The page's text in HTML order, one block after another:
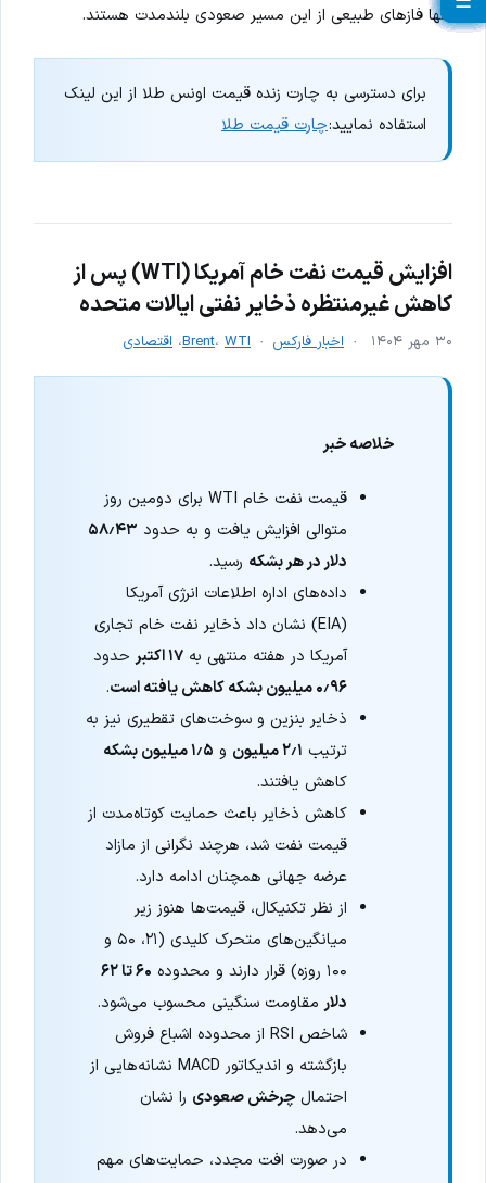
تنها فازهای طبیعی از این مسیر صعودی بلندمدت هستند.
برای دسترسی به چارت زنده قیمت اونس طلا از این لینک
استفاده نمایید:چارت قیمت طلا
افزایش قیمت نفت خام آمریکا (WTI) پس از
کاهش غیرمنتظره ذخایر نفتی ایالات متحده
۳۰ مهر ۱۴۰۴ اخبار فارکس Brent، WTI ، اقتصادی
خلاصه خبر
قیمت نفت خام WTI برای دومین روز
متوالی افزایش یافت و به حدود ۵۸٫۴۳
دلار در هر بشکه رسید.
داده‌های اداره اطلاعات انرژی آمریکا
(EIA) نشان داد ذخایر نفت خام تجاری
آمریکا در هفته منتهی به۱۷ اکتبر
حدود
۰٫۹۶ میلیون بشکه کاهش یافته است
.
ذخایر بنزین و سوخت‌های تقطیری نیز به
ترتیب ۲٫۱ میلیون و ۱٫۵ میلیون بشکه
کاهش یافتند.
کاهش ذخایر باعث حمایت کوتاه‌مدت از
قیمت نفت شد، هرچند نگرانی از مازاد
عرضه جهانی همچنان ادامه دارد.
از نظر تکنیکال، قیمت‌ها هنوز زیر
میانگین‌های متحرک کلیدی (۲۱، ۵۰ و
۱۰۰ روزه) قرار دارند و محدوده
۶۰ تا ۶۲
دلار مقاومت سنگینی محسوب می‌شود.
شاخص RSI از محدوده اشباع فروش
بازگشته و اندیکاتور MACD نشانه‌هایی از
احتمالچرخش صعودی را نشان
می‌دهد.
در صورت افت مجدد، حمایت‌های مهم